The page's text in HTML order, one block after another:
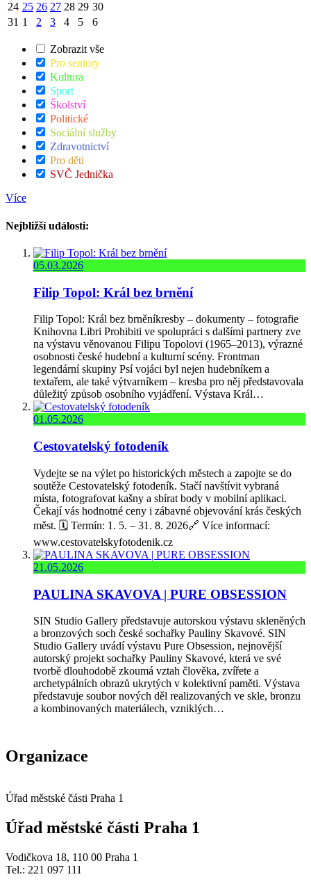
24 25 26 27 28 29 30
31 1 2 3 4 5 6
Zobrazit vše
Pro seniory
Kultura
Sport
Školství
Politické
Sociální služby
Zdravotnictví
Pro děti
SVČ Jednička
Více
Nejbližší události:
05.03.2026
Filip Topol: Král bez brnění
Filip Topol: Král bez brněníkresby – dokumenty – fotografie
Knihovna Libri Prohibiti ve spolupráci s dalšími partnery zve
na výstavu věnovanou Filipu Topolovi (1965–2013), výrazné
osobnosti české hudební a kulturní scény. Frontman
legendární skupiny Psí vojáci byl nejen hudebníkem a
textařem, ale také výtvarníkem – kresba pro něj představovala
důležitý způsob osobního vyjádření. Výstava Král…
01.05.2026
Cestovatelský fotodeník
Vydejte se na výlet po historických městech a zapojte se do
soutěže Cestovatelský fotodeník. Stačí navštívit vybraná
místa, fotografovat kašny a sbírat body v mobilní aplikaci.
Čekají vás hodnotné ceny i zábavné objevování krás českých
měst. 🗓️ Termín: 1. 5. – 31. 8. 2026🔗 Více informací:
www.cestovatelskyfotodenik.cz
21.05.2026
PAULINA SKAVOVA | PURE OBSESSION
SIN Studio Gallery představuje autorskou výstavu skleněných
a bronzových soch české sochařky Pauliny Skavové. SIN
Studio Gallery uvádí výstavu Pure Obsession, nejnovější
autorský projekt sochařky Pauliny Skavové, která ve své
tvorbě dlouhodobě zkoumá vztah člověka, zvířete a
archetypálních obrazů ukrytých v kolektivní paměti. Výstava
představuje soubor nových děl realizovaných ve skle, bronzu
a kombinovaných materiálech, vzniklých…
Organizace
Úřad městské části Praha 1
Úřad městské části Praha 1
Vodičkova 18, 110 00 Praha 1
Tel.: 221 097 111